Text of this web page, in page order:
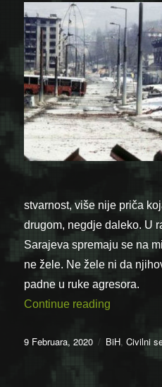
stvarnost, više nije priča
drugom, negdje daleko. U
Sarajeva spremaju se na
ne žele. Ne žele ni da
padne u ruke agresora.
Continue reading
Posted
9 Februara, 2020 Categories
BiH,Civilni